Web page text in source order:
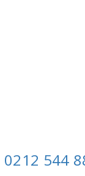
0212 544